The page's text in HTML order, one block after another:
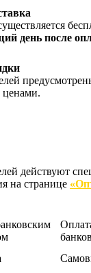
день после
действуют
на странице